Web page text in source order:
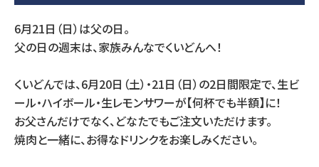
6月21日（日）は父の日。
父の日の週末は、家族みんなでくいどんへ！
くいどんでは、6月20日（土）・21日（日）の2日間限定で、生ビ
ール・ハイボール・生レモンサワーが【何杯でも半額】に！
お父さんだけでなく、どなたでもご注文いただけます。
焼肉と一緒に、お得なドリンクをお楽しみください。